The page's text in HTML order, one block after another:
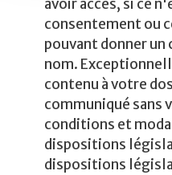
avoir accès, si ce
consentement ou
pouvant donner
nom.
contenu à votre
communiqué sans
conditions et
dispositions
dispositions